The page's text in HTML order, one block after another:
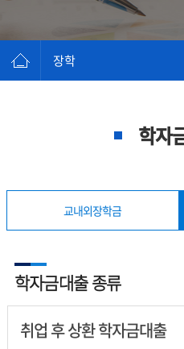
장학
학자
교내외장학금
학자금대출 종류
취업 후 상환 학자금대출